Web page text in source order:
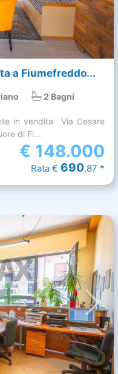
a Fiumefreddo...
2 Bagni
in vendita  Via Cesare
di Fi...
€ 148.000
Rata € 690,87 *